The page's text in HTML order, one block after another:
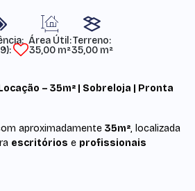
Área Útil:
35,00 m²
Terreno:
35,00 m²
– 35m² | Sobreloja | Pronta
aproximadamente 35m², localizada
escritórios e profissionais